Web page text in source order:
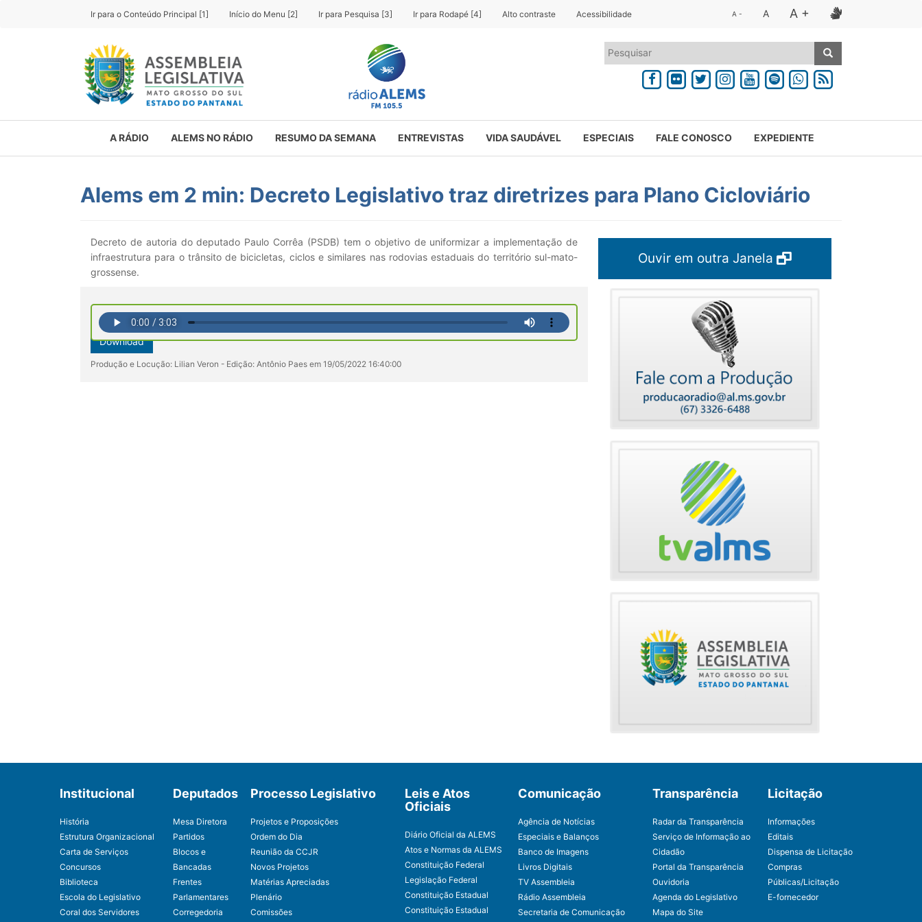
Ir para o Conteúdo Principal [1] Início do Menu [2] Ir para Pesquisa [3] Ir para Rodapé [4] Alto contraste Acessibilidade A - A A +
A RÁDIO ALEMS NO RÁDIO RESUMO DA SEMANA ENTREVISTAS VIDA SAUDÁVEL ESPECIAIS FALE CONOSCO EXPEDIENTE
Alems em 2 min: Decreto Legislativo traz diretrizes para Plano Cicloviário
Decreto de autoria do deputado Paulo Corrêa (PSDB) tem o objetivo de uniformizar a implementação de
infraestrutura para o trânsito de bicicletas, ciclos e similares nas rodovias estaduais do território sul-mato-
grossense.
Download
Produção e Locução: Lilian Veron - Edição: Antônio Paes em 19/05/2022 16:40:00
Ouvir em outra Janela
Institucional
História
Estrutura Organizacional
Carta de Serviços
Concursos
Biblioteca
Escola do Legislativo
Coral dos Servidores
Deputados
Mesa Diretora
Partidos
Blocos e
Bancadas
Frentes
Parlamentares
Corregedoria
Processo Legislativo
Projetos e Proposições
Ordem do Dia
Reunião da CCJR
Novos Projetos
Matérias Apreciadas
Plenário
Comissões
Leis e Atos
Oficiais
Diário Oficial da ALEMS
Atos e Normas da ALEMS
Constituição Federal
Legislação Federal
Constituição Estadual
Constituição Estadual
Comunicação
Agência de Notícias
Especiais e Balanços
Banco de Imagens
Livros Digitais
TV Assembleia
Rádio Assembleia
Secretaria de Comunicação
Transparência
Radar da Transparência
Serviço de Informação ao
Cidadão
Portal da Transparência
Ouvidoria
Agenda do Legislativo
Mapa do Site
Licitação
Informações
Editais
Dispensa de Licitação
Compras
Públicas/Licitação
E-fornecedor